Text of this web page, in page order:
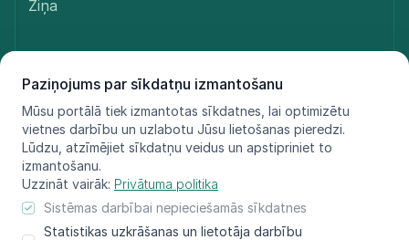
Paziņojums par sīkdatņu izmantošanu
Mūsu portālā tiek izmantotas sīkdatnes, lai optimizētu
vietnes darbību un uzlabotu Jūsu lietošanas pieredzi.
Lūdzu, atzīmējiet sīkdatņu veidus un apstipriniet to
izmantošanu.
Uzzināt vairāk: Privātuma politika
Sistēmas darbībai nepieciešamās sīkdatnes
Statistikas uzkrāšanas un lietotāja darbību
Sūtīt ziņu
redzējumu, Eiropas Klimata, infrastruktūras